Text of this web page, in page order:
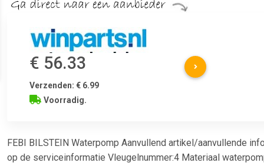
€ 56.33
Verzenden: € 6.99
Voorradig.
FEBI BILSTEIN Waterpomp Aanvullend artikel/aanvullende
op de serviceinformatie Vleugelnummer:4 Materiaal